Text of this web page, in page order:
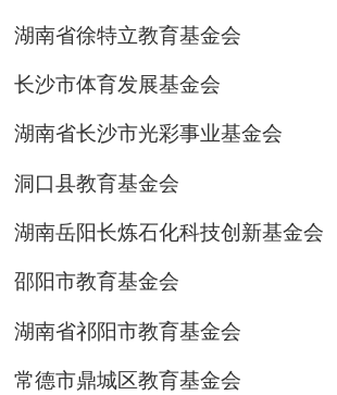
湖南省徐特立教育基金会
长沙市体育发展基金会
湖南省长沙市光彩事业基金会
洞口县教育基金会
湖南岳阳长炼石化科技创新基金会
邵阳市教育基金会
湖南省祁阳市教育基金会
常德市鼎城区教育基金会